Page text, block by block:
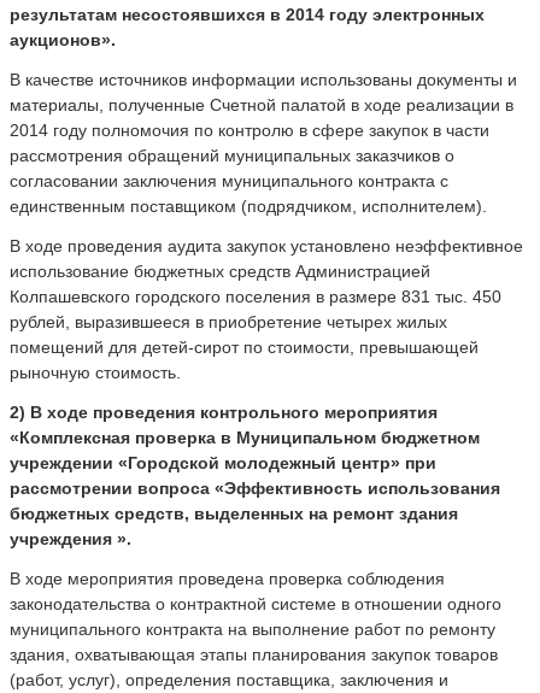
результатам несостоявшихся в 2014 году электронных
аукционов».
В качестве источников информации использованы документы и
материалы, полученные Счетной палатой в ходе реализации в
2014 году полномочия по контролю в сфере закупок в части
рассмотрения обращений муниципальных заказчиков о
согласовании заключения муниципального контракта с
единственным поставщиком (подрядчиком, исполнителем).
В ходе проведения аудита закупок установлено неэффективное
использование бюджетных средств Администрацией
Колпашевского городского поселения в размере 831 тыс. 450
рублей, выразившееся в приобретение четырех жилых
помещений для детей-сирот по стоимости, превышающей
рыночную стоимость.
2) В ходе проведения контрольного мероприятия
«Комплексная проверка в Муниципальном бюджетном
учреждении «Городской молодежный центр» при
рассмотрении вопроса «Эффективность использования
бюджетных средств, выделенных на ремонт здания
учреждения ».
В ходе мероприятия проведена проверка соблюдения
законодательства о контрактной системе в отношении одного
муниципального контракта на выполнение работ по ремонту
здания, охватывающая этапы планирования закупок товаров
(работ, услуг), определения поставщика, заключения и